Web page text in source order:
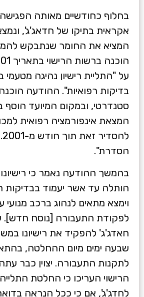
בחלוף כחודשיים מאותה
אקראית בתיקו של חדאג'ג',
המציא את החומר שנתבקש
על "התליית רישיון נהיגה
בדיקות רפואיות". ההודעה
סטנדרטי, ובמקום המיועד הוסף
המצאת אינפורמציה רפואית
הסדרת".
בהמשך ההודעה נאמר כי
הותלה עד אשר יעמוד בבדיקות
לפקודת התעבורה [נוסח חדש].
חאדג'ג' להפקיד את רישיונו
לתקנות התעבורה. יצוין כבר
הרישוי העריכו כי החלטת
לחדג'ג', אם כי ככל הנראה